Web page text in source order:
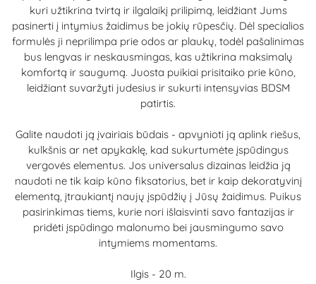
kuri užtikrina tvirtą ir ilgalaikį prilipimą, leidžiant Jums
pasinerti į intymius žaidimus be jokių rūpesčių. Dėl specialios
formulės ji neprilimpa prie odos ar plaukų, todėl pašalinimas
bus lengvas ir neskausmingas, kas užtikrina maksimalų
komfortą ir saugumą. Juosta puikiai prisitaiko prie kūno,
leidžiant suvaržyti judesius ir sukurti intensyvias BDSM
patirtis.
Galite naudoti ją įvairiais būdais - apvynioti ją aplink riešus,
kulkšnis ar net apykaklę, kad sukurtumėte įspūdingus
vergovės elementus. Jos universalus dizainas leidžia ją
naudoti ne tik kaip kūno fiksatorius, bet ir kaip dekoratyvinį
elementą, įtraukiantį naujų įspūdžių į Jūsų žaidimus. Puikus
pasirinkimas tiems, kurie nori išlaisvinti savo fantazijas ir
pridėti įspūdingo malonumo bei jausmingumo savo
intymiems momentams.
Ilgis - 20 m.